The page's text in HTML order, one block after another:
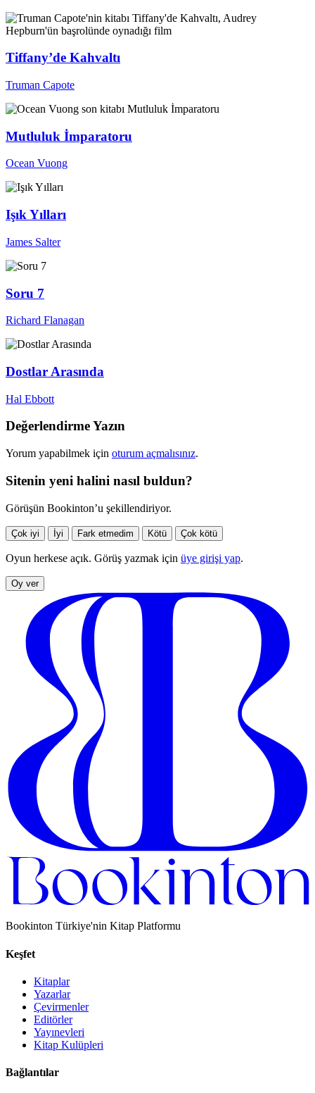
Tiffany’de Kahvaltı
Truman Capote
Mutluluk İmparatoru
Ocean Vuong
Işık Yılları
James Salter
Soru 7
Richard Flanagan
Dostlar Arasında
Hal Ebbott
Değerlendirme Yazın
Yorum yapabilmek için oturum açmalısınız.
Sitenin yeni halini nasıl buldun?
Görüşün Bookinton’u şekillendiriyor.
Çok iyi İyi Fark etmedim Kötü Çok kötü
Oyun herkese açık. Görüş yazmak için üye girişi yap.
Oy ver
Bookinton Türkiye'nin Kitap Platformu
Keşfet
Kitaplar
Yazarlar
Çevirmenler
Editörler
Yayınevleri
Kitap Kulüpleri
Bağlantılar